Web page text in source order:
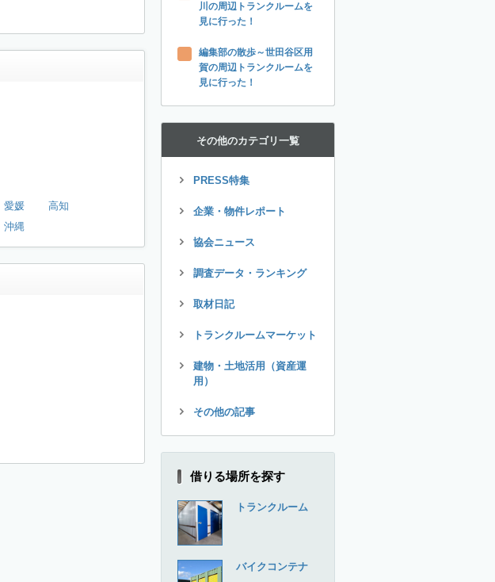
川の周辺トランクルームを
見に行った！
編集部の散歩～世田谷区用
賀の周辺トランクルームを
見に行った！
その他のカテゴリ一覧
PRESS特集
企業・物件レポート
協会ニュース
調査データ・ランキング
取材日記
トランクルームマーケット
建物・土地活用（資産運
用）
その他の記事
借りる場所を探す
トランクルーム
バイクコンテナ
愛媛
高知
沖縄